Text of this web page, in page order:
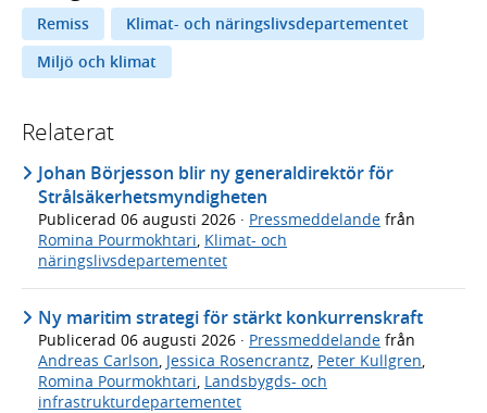
Remiss
Klimat- och näringslivsdepartementet
Miljö och klimat
Relaterat
Johan Börjesson blir ny generaldirektör för
Strålsäkerhetsmyndigheten
Publicerad 06 augusti 2026 · Pressmeddelande från
Romina Pourmokhtari, Klimat- och
näringslivsdepartementet
Ny maritim strategi för stärkt konkurrenskraft
Publicerad 06 augusti 2026 · Pressmeddelande från
Andreas Carlson, Jessica Rosencrantz, Peter Kullgren,
Romina Pourmokhtari, Landsbygds- och
infrastrukturdepartementet